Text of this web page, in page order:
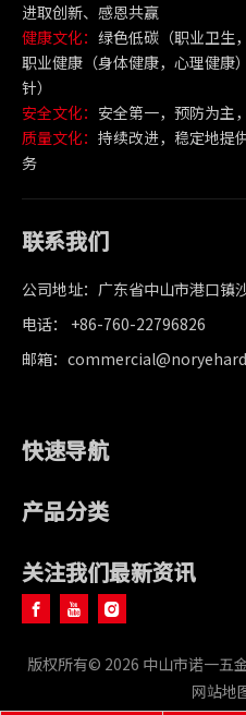
进取创新、感恩共赢
健康文化： 绿色低碳（职业卫生
职业健康（身体健康，心理健康
针）
安全文化： 安全第一，预防为主
质量文化： 持续改进，稳定地提
务
联系我们
公司地址：广东省中山市港口镇
电话： +86-760-22796826
邮箱：
快速导航
产品分类
关注我们最新资讯
版权所有© 2026 中山市诺一五
网站地